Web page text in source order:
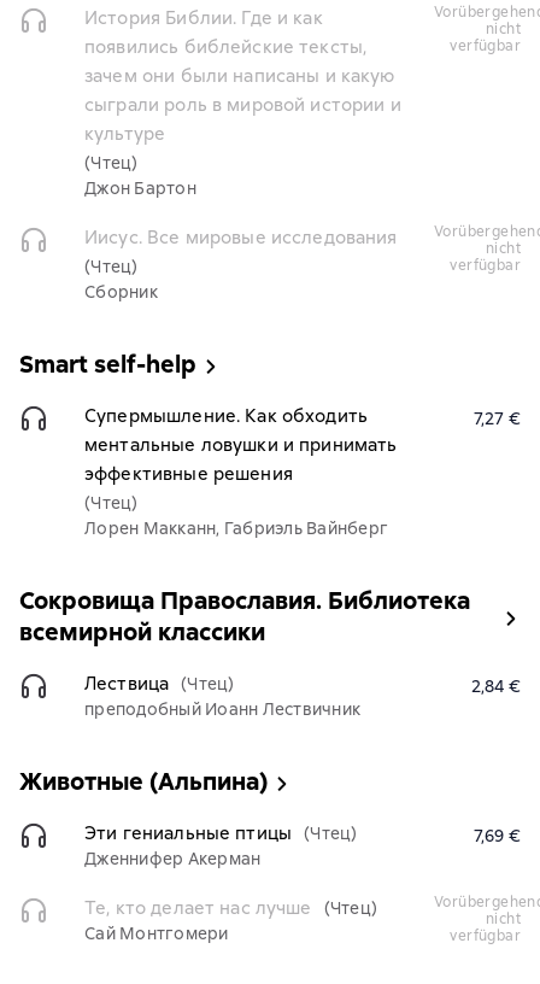
История Библии. Где и как
появились библейские тексты,
зачем они были написаны и какую
сыграли роль в мировой истории и
культуре
(Чтец)
Джон Бартон
vorübergehend
nicht
verfügbar
Иисус. Все мировые исследования
(Чтец)
Сборник
vorübergehend
nicht
verfügbar
Smart self-help
Супермышление. Как обходить
ментальные ловушки и принимать
эффективные решения
(Чтец)
Лорен Макканн, Габриэль Вайнберг
7,27 €
Сокровища Православия. Библиотека
всемирной классики
Лествица (Чтец)
преподобный Иоанн Лествичник
2,84 €
Животные (Альпина)
Эти гениальные птицы
(Чтец)
Дженнифер Акерман
7,69 €
Те, кто делает нас лучше
(Чтец)
Сай Монтгомери
vorübergehend
nicht
verfügbar